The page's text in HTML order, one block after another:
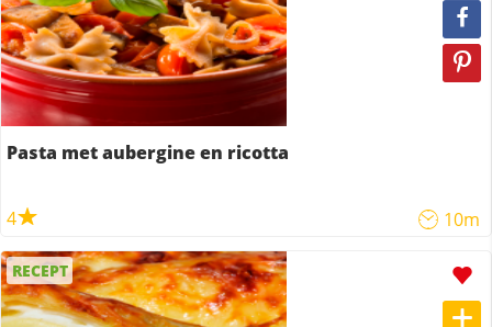
Pasta met aubergine en ricotta
4 10m
RECEPT